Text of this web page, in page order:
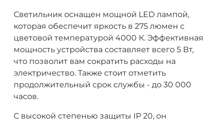
Светильник оснащен мощной LED лампой,
которая обеспечит яркость в 275 люмен с
цветовой температурой 4000 К. Эффективная
мощность устройства составляет всего 5 Вт,
что позволит вам сократить расходы на
электричество. Также стоит отметить
продолжительный срок службы - до 30 000
часов.
С высокой степенью защиты IP 20, он